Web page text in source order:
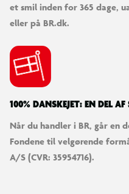
et smil inden for 365 dage,
eller på BR.dk.
100% DANSKEJET: EN DEL
Når du handler i BR, går en
Fondene til velgørende
A/S (CVR: 35954716).